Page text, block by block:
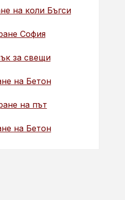
на коли Бъгси
София
за свещи
на Бетон
на път
на Бетон